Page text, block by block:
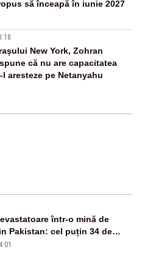
să înceapă în iunie 2027
New York, Zohran
că nu are capacitatea
aresteze pe Netanyahu
într-o mină de
Pakistan: cel puțin 34 de